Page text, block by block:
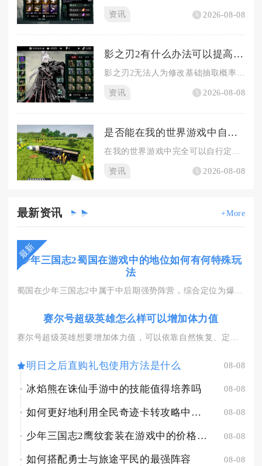
资讯 2026-08-08
影之刃2有什么办法可以提高抽取几率
影之刃2无法人为修改基础抽取概率，但依靠酒馆玩法规则、资源规...
资讯 2026-08-08
是否能在我的世界游戏中自行定制村庄
资讯 2026-08-08
最新资讯 +More
最新
少年三国志2蜀国在游戏中的地位如何有何特殊玩
法
蜀国在少年三国志2中属于中后期强势阵营，综合定位为爆发收割型...
赛尔号超级英雄怎么样可以增加体力值
明日之后直购礼包使用方法是什么 08-08
冰焰熊在诛仙手游中的技能值得培养吗 08-08
如何更好地利用全民奇迹卡转攻略中的资源 08-08
少年三国志2鹰纹套装在游戏中的价格是多少 08-08
如何搭配勇士与旅途平民的最强阵容 08-08